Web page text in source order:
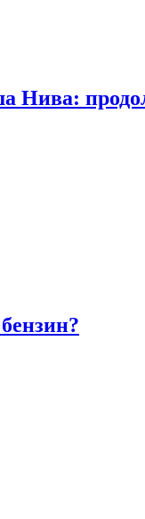
Нива: